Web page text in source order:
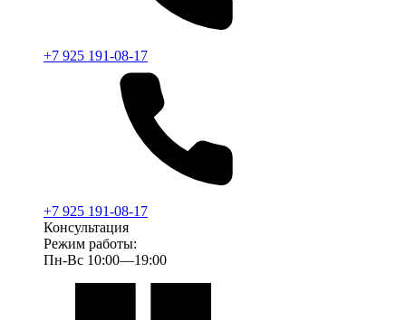
+7 925 191-08-17
+7 925 191-08-17
Консультация
Режим работы:
Пн-Вс 10:00—19:00